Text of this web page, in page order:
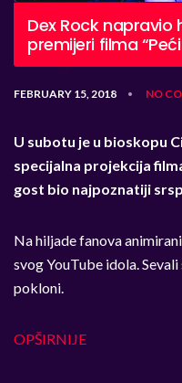
Dex Rock napravio
premijeri filma
FEBRUARY 15, 2018 • NO
U subotu je u bioskopu
specijalna projekcija
gost bio najpoznatiji
Na hiljade fanova
svog YouTube idola.
pokloni.
OPŠIRNIJE